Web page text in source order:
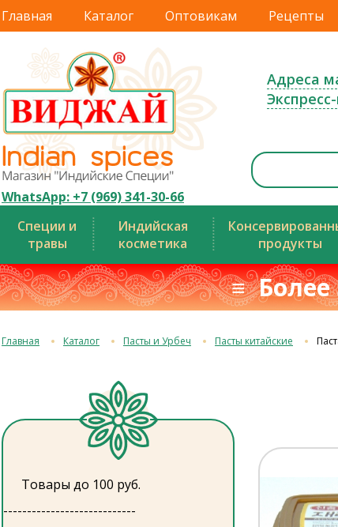
Главная Каталог Оптовикам Рецепты
WhatsApp: +7 (969) 341-30-66
Адреса
Специи и
травы
Индийская
косметика
продукты
≡ Более
Главная Каталог Пасты и Урбеч Пасты китайские
Товары до 100 руб.
----------------------------